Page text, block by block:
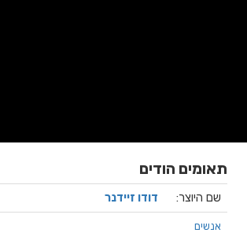
תאומים הודים
שם היוצר: דודו זיידנר
אנשים